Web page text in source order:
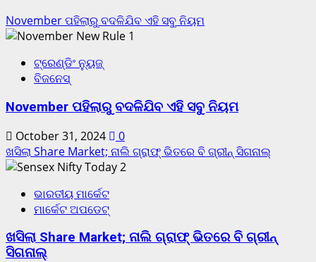
November ପହିଲାରୁ ବଦଳିଯିବ ଏହି ସବୁ ନିୟମ
1
ଟ୍ରେଣ୍ଡିଂ ନ୍ୟୁଜ୍
ବିଜନେସ୍
November ପହିଲାରୁ ବଦଳିଯିବ ଏହି ସବୁ ନିୟମ
October 31, 2024
0
ଖସିଲା Share Market; ନାଲି ଗ୍ରାଫ୍ ଭିତରେ ବି ଗ୍ରୀନ୍ ସିଗନାଲ୍
2
ଭାରତୀୟ ମାର୍କେଟ
ମାର୍କେଟ ଅପଡେଟ୍
ଖସିଲା Share Market; ନାଲି ଗ୍ରାଫ୍ ଭିତରେ ବି ଗ୍ରୀନ୍
ସିଗନାଲ୍